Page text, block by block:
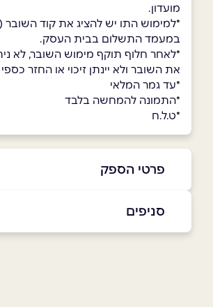
מועדון.
*למימוש התו יש להציג את קוד השובר
במעמד התשלום בבית העסק.
*לאחר חלוף תוקף מימוש השובר, לא
את השובר ולא יינתן זיכוי או החזר כספי
*עד גמר המלאי
*התמונה להמחשה בלבד
*ט.ל.ח
פרטי הספק
באתר באינסטגרם
סניפים